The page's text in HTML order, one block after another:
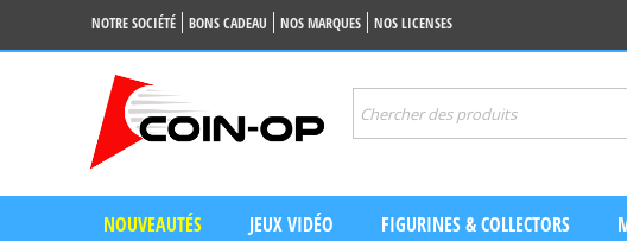
NOTRE SOCIÉTÉ BONS CADEAU NOS MARQUES NOS LICENSES
NOUVEAUTÉS JEUX VIDÉO FIGURINES & COLLECTORS